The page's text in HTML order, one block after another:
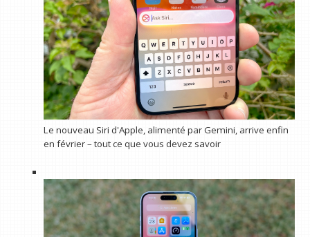
Le nouveau Siri d'Apple, alimenté par Gemini, arrive enfin
en février – tout ce que vous devez savoir